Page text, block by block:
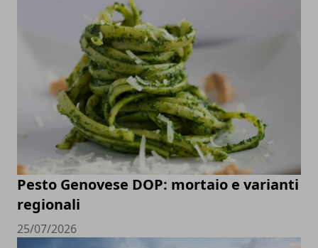
Pesto Genovese DOP: mortaio e varianti
regionali
25/07/2026